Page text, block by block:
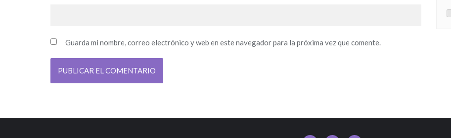
Guarda mi nombre, correo electrónico y web en este navegador para la próxima vez que comente.